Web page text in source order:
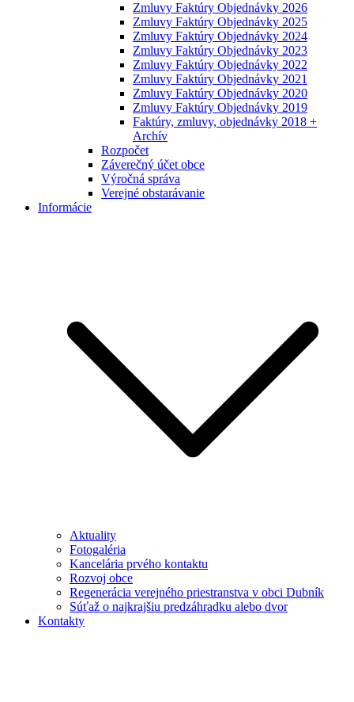
Zmluvy Faktúry Objednávky 2026
Zmluvy Faktúry Objednávky 2025
Zmluvy Faktúry Objednávky 2024
Zmluvy Faktúry Objednávky 2023
Zmluvy Faktúry Objednávky 2022
Zmluvy Faktúry Objednávky 2021
Zmluvy Faktúry Objednávky 2020
Zmluvy Faktúry Objednávky 2019
Faktúry, zmluvy, objednávky 2018 +
Archív
Rozpočet
Záverečný účet obce
Výročná správa
Verejné obstarávanie
Informácie
Aktuality
Fotogaléria
Kancelária prvého kontaktu
Rozvoj obce
Regenerácia verejného priestranstva v obci Dubník
Súťaž o najkrajšiu predzáhradku alebo dvor
Kontakty